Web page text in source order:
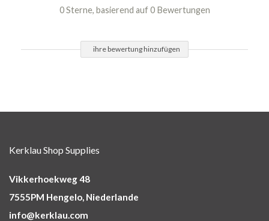
0 Sterne, basierend auf 0 Bewertungen
ihre bewertung hinzufügen
Kerklau Shop Supplies
Vikkerhoekweg 48
7555PM Hengelo, Niederlande
info@kerklau.com